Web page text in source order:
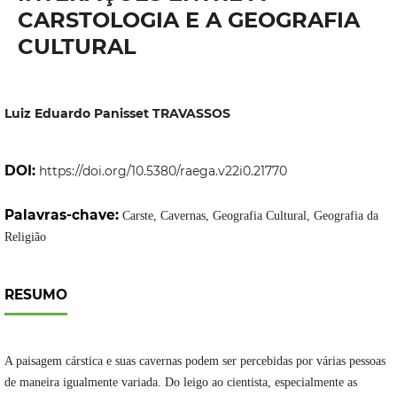
CARSTOLOGIA E A GEOGRAFIA
CULTURAL
Luiz Eduardo Panisset TRAVASSOS
DOI: https://doi.org/10.5380/raega.v22i0.21770
Palavras-chave: Carste, Cavernas, Geografia Cultural, Geografia da
Religião
RESUMO
A paisagem cárstica e suas cavernas podem ser percebidas por várias pessoas
de maneira igualmente variada. Do leigo ao cientista, especialmente as